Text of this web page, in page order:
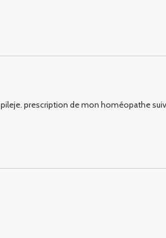
prescription de mon homéopathe